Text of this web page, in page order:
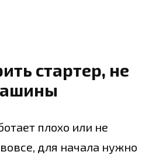
стартер, не
плохо или не
для начала нужно